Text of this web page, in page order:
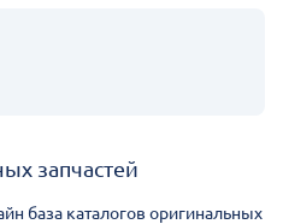
запчастей
база каталогов оригинальных